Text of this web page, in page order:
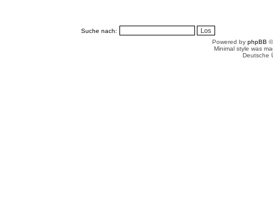
Suche nach:
Powered by phpBB
Minimal style was
Deutsche